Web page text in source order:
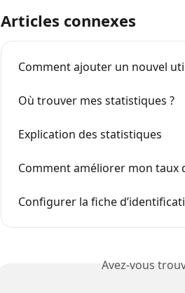
Articles connexes
Comment ajouter un nouvel
Où trouver mes statistiques ?
Explication des statistiques
Comment améliorer mon taux
Configurer la fiche
Avez-vous